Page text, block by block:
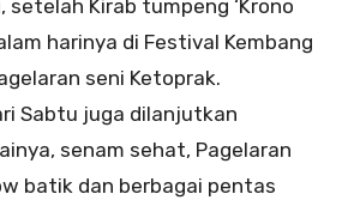
setelah Kirab tumpeng ‘Krono
harinya di Festival Kembang
seni Ketoprak.
Sabtu juga dilanjutkan
senam sehat, Pagelaran
batik dan berbagai pentas